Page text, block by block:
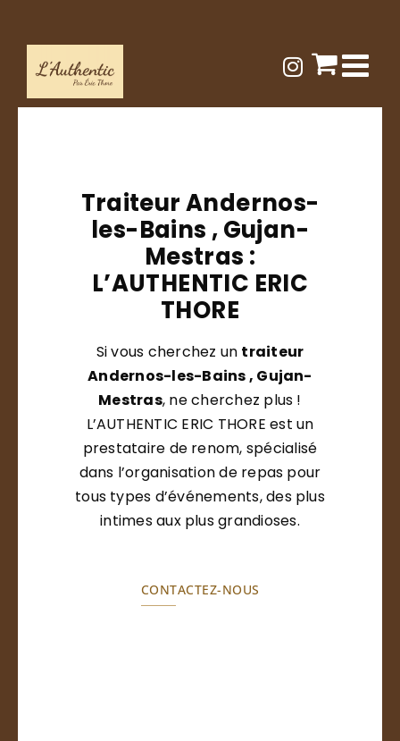
Passer
contenu
Traiteur Andernos-
les-Bains , Gujan-
Mestras :
L’AUTHENTIC ERIC
THORE
Si vous cherchez un traiteur
Andernos-les-Bains , Gujan-
Mestras, ne cherchez plus !
L’AUTHENTIC ERIC THORE est un
prestataire de renom, spécialisé
dans l’organisation de repas pour
tous types d’événements, des plus
intimes aux plus grandioses.
CONTACTEZ-NOUS